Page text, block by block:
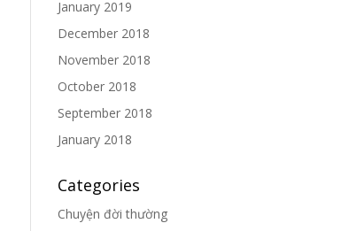
January 2019
December 2018
November 2018
October 2018
September 2018
January 2018
Categories
Chuyện đời thường